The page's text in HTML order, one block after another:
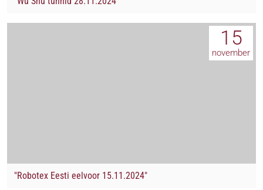
15
november
"Robotex Eesti eelvoor 15.11.2024"